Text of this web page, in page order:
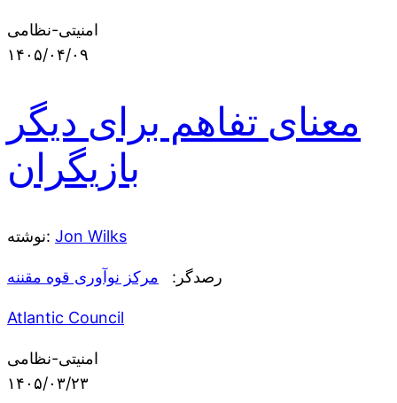
امنیتی-نظامی
۱۴۰۵/۰۴/۰۹
معنای تفاهم برای دیگر
بازیگران
نوشته: Jon Wilks
رصدگر: مرکز نوآوری قوه مقننه
Atlantic Council
امنیتی-نظامی
۱۴۰۵/۰۳/۲۳